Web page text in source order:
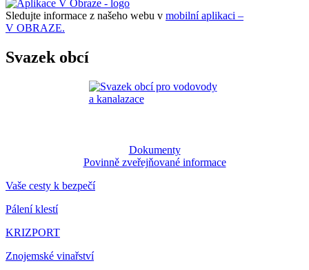
Sledujte informace z našeho webu v mobilní aplikaci –
V OBRAZE.
Svazek obcí
Dokumenty
Povinně zveřejňované informace
Vaše cesty k bezpečí
Pálení klestí
KRIZPORT
Znojemské vinařství